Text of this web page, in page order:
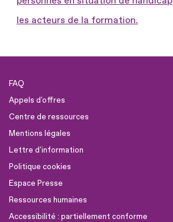
les acteurs de la formation.
FAQ
Appels d'offres
Centre de ressources
Mentions légales
Lettre d'information
Politique cookies
Espace Presse
Ressources humaines
Accessibilité : partiellement conforme